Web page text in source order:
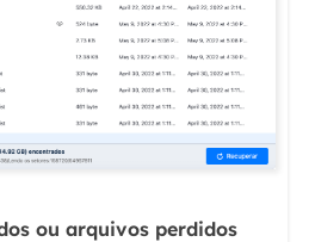
ou arquivos perdidos